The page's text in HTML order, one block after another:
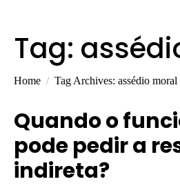
Tag:
Home Tag Archives: assédio moral
Quando o
pode pedir a
indireta?